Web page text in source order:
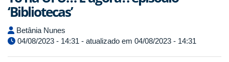
‘Bibliotecas’
Betânia Nunes
04/08/2023 - 14:31 - atualizado em 04/08/2023 - 14:31